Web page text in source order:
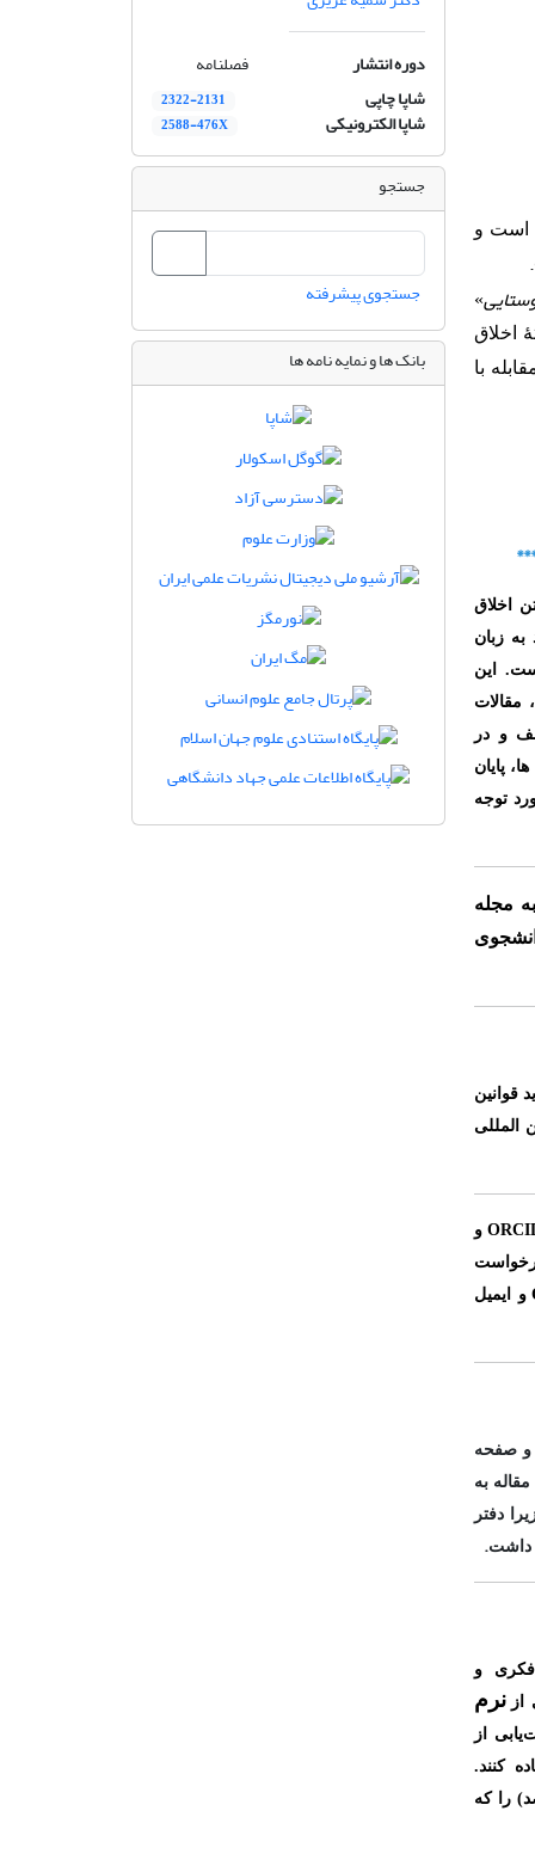
است و
»
اخلاق
با
اخلاق
زبان
این
مقالات
و در
پایان
توجه
مجله
قوانین
المللی
و
و ایمیل
و صفحه
به
دفتر
داشت.
و
نرم
از
کنند.
) را که
دوره انتشار
فصلنامه
شاپا چاپی
2322-2131
شاپا الکترونیکی 2588-476X
جستجو
جستجوی پیشرفته
بانک ها و نمایه نامه ها